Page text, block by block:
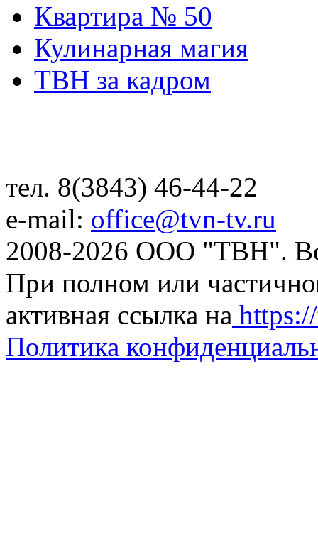
Квартира № 50
Кулинарная магия
ТВН за кадром
тел. 8(3843) 46-44-22
e-mail: office@tvn-tv.ru
2008-2026 ООО "ТВН".
При полном или
активная ссылка на
Политика